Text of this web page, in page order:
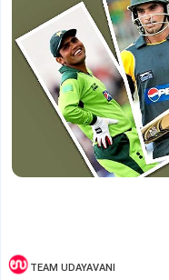
TEAM UDAYAVANI